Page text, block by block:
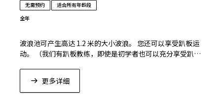
无需预约
适合所有年龄段
全年
波浪池可产生高达 1.2 米的大小波浪。 您还可以享受趴板运
动。 （我们有趴板教练，即使是初学者也可以充分享受趴
更多详细